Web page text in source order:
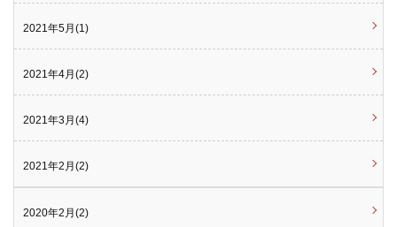
2021年5月(1)
2021年4月(2)
2021年3月(4)
2021年2月(2)
2020年2月(2)